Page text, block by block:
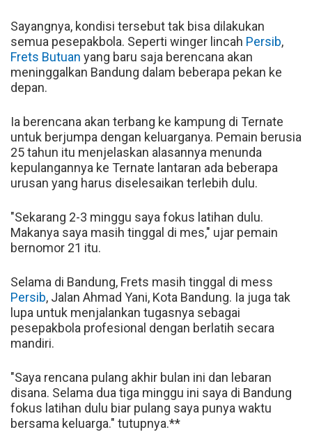
Sayangnya, kondisi tersebut tak bisa dilakukan
semua pesepakbola. Seperti winger lincah Persib,
Frets Butuan yang baru saja berencana akan
meninggalkan Bandung dalam beberapa pekan ke
depan.
Ia berencana akan terbang ke kampung di Ternate
untuk berjumpa dengan keluarganya. Pemain berusia
25 tahun itu menjelaskan alasannya menunda
kepulangannya ke Ternate lantaran ada beberapa
urusan yang harus diselesaikan terlebih dulu.
"Sekarang 2-3 minggu saya fokus latihan dulu.
Makanya saya masih tinggal di mes," ujar pemain
bernomor 21 itu.
Selama di Bandung, Frets masih tinggal di mess
Persib, Jalan Ahmad Yani, Kota Bandung. Ia juga tak
lupa untuk menjalankan tugasnya sebagai
pesepakbola profesional dengan berlatih secara
mandiri.
"Saya rencana pulang akhir bulan ini dan lebaran
disana. Selama dua tiga minggu ini saya di Bandung
fokus latihan dulu biar pulang saya punya waktu
bersama keluarga." tutupnya.**